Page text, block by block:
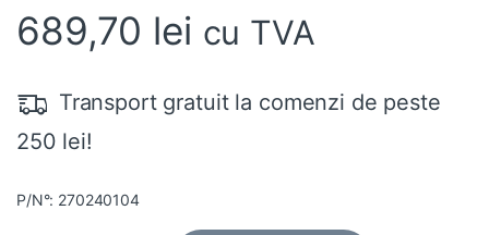
689,70 lei cu TVA
Transport gratuit la comenzi de peste
250 lei!
P/N°: 270240104